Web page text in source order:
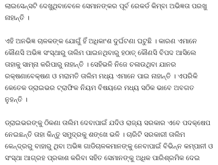
ଲାଇସେନ୍ସଟି ଦେଖୁଥିବାବେଳେ ସେମାନଙ୍କର ପୂର୍ବ ରେକର୍ଡ କିମ୍ବା ଅଭିଜ୍ଞତା ପରଖୁ
ନାହାନ୍ତି ।
ଏହି ଅନଭିଜ୍ଞ ଚାଳକଙ୍କ ଯୋଗୁଁ ହିଁ ଅଧିକାଂଶ ଦୁର୍ଘଟଣା ଘଟୁଛି । କାରଣ ଏମାନେ
କୌଣସି ଅଭିଜ୍ଞ ସଂସ୍ଥାରୁ ତାଲିମ ପାଇନଥିବାରୁ ହଠାତ୍‍ କୌଣସି ବିପଦ ଆସିଲେ
ତାହାକୁ ସାମ୍ନା କରିପାରୁ ନାହାନ୍ତି । ସେହିଭଳି ନିଜେ ଚଳାଉଥିବା ଯାନର
ରକ୍ଷଣାବେକ୍ଷଣ ଓ ମରାମତି ତାଲିମ ମଧ୍ୟ ଏମାନେ ପାଇ ନାହାନ୍ତି । ଏପରିକି
କେତେକ ଡ୍ରାଇଭର ଟ୍ରାଫିକ ନିୟମ ବିଷୟରେ ମଧ୍ୟ ସଠିକ ଭାବେ ଅବଗତ
ନୁହନ୍ତି ।
ଡ୍ରାଇଭରଙ୍କୁ ଠିକଣା ତାଲିମ ଦେବାପାଇଁ ଯଦିଓ ରାଜ୍ୟ ସରକାର ଏବେ ପଦକ୍ଷେପ
ନେଇଛନ୍ତି ତାହା କିନ୍ତୁ ସମୁଦ୍ରକୁ ଶଙ୍ଖେ ଭଳି । ଚାରିଟି ସରକାରୀ ତାଲିମ
କେନ୍ଦ୍ରରୁ ବାହାରୁ ଥିବା ଅଭିଜ୍ଞ ଗାଡିଚାଳକମାନଙ୍କୁ ନେବାପାଇଁ ବିଭିନ୍ନ କମ୍ପାନୀ ଓ
ସଂସ୍ଥା ଆଗ୍ରହ ପ୍ରକାଶ କରିବା ସହିତ ସେମାନଙ୍କୁ ଅଧିକ ପାରିଶ୍ରମିକ ଦେଇ